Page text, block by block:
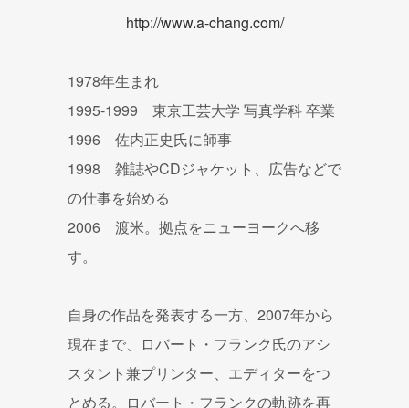
http://www.a-chang.com/
1978年生まれ
1995-1999 東京工芸大学 写真学科 卒業
1996 佐内正史氏に師事
1998 雑誌やCDジャケット、広告などで
の仕事を始める
2006 渡米。拠点をニューヨークへ移
す。
自身の作品を発表する一方、2007年から
現在まで、ロバート・フランク氏のアシ
スタント兼プリンター、エディターをつ
とめる。ロバート・フランクの軌跡を再